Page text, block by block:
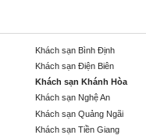
Khách sạn Bình Định
Khách sạn Điện Biên
Khách sạn Khánh Hòa
Khách sạn Nghệ An
Khách sạn Quảng Ngãi
Khách sạn Tiền Giang